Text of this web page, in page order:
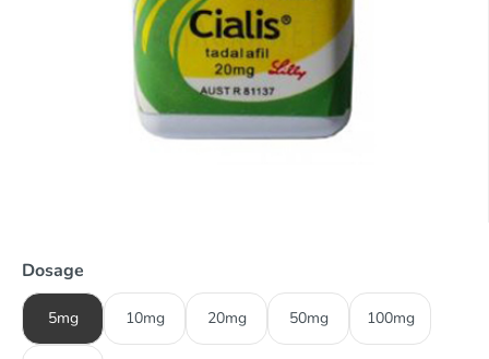
Dosage
5mg 10mg 20mg 50mg 100mg